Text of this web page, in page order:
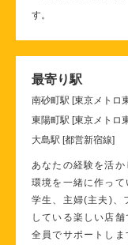
す。
最寄り駅
南砂町駅 [東京メトロ
東陽町駅 [東京メトロ
大島駅 [都営新宿線]
あなたの経験を活
環境を一緒に作って
学生、主婦(主夫)、
している楽しい店舗
全員でサポートし